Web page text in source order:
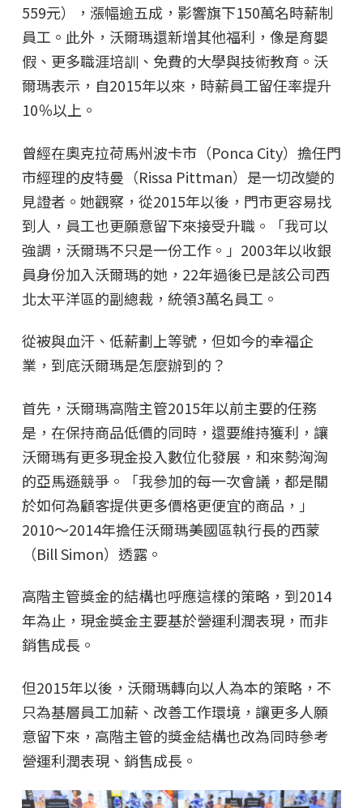
559元），漲幅逾五成，影響旗下150萬名時薪制
員工。此外，沃爾瑪還新增其他福利，像是育嬰
假、更多職涯培訓、免費的大學與技術教育。沃
爾瑪表示，自2015年以來，時薪員工留任率提升
10％以上。
曾經在奧克拉荷馬州波卡市（Ponca City）擔任門
市經理的皮特曼（Rissa Pittman）是一切改變的
見證者。她觀察，從2015年以後，門市更容易找
到人，員工也更願意留下來接受升職。「我可以
強調，沃爾瑪不只是一份工作。」2003年以收銀
員身份加入沃爾瑪的她，22年過後已是該公司西
北太平洋區的副總裁，統領3萬名員工。
從被與血汗、低薪劃上等號，但如今的幸福企
業，到底沃爾瑪是怎麼辦到的？
首先，沃爾瑪高階主管2015年以前主要的任務
是，在保持商品低價的同時，還要維持獲利，讓
沃爾瑪有更多現金投入數位化發展，和來勢洶洶
的亞馬遜競爭。「我參加的每一次會議，都是關
於如何為顧客提供更多價格更便宜的商品，」
2010～2014年擔任沃爾瑪美國區執行長的西蒙
（Bill Simon）透露。
高階主管獎金的結構也呼應這樣的策略，到2014
年為止，現金獎金主要基於營運利潤表現，而非
銷售成長。
但2015年以後，沃爾瑪轉向以人為本的策略，不
只為基層員工加薪、改善工作環境，讓更多人願
意留下來，高階主管的獎金結構也改為同時參考
營運利潤表現、銷售成長。